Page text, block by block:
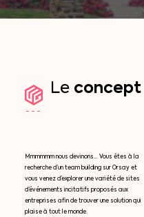
Le concept
Mmmmmm nous devinons… Vous êtes à la
recherche d’un team building sur Orsay et
vous venez d’explorer une variété de sites
d’événements incitatifs proposés aux
entreprises afin de trouver une solution qui
plaise à tout le monde.